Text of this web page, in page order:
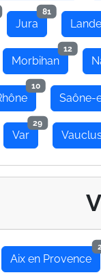
Jura
81
Morbihan
12
10
Saône-
Var
29
Aix en Provence